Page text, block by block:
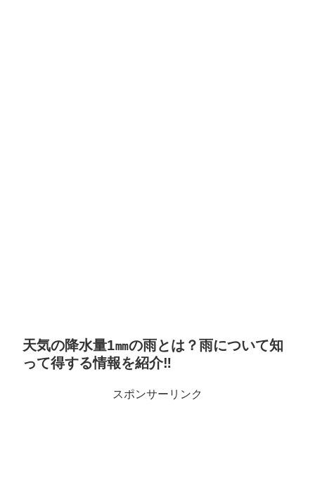
天気の降水量1㎜の雨とは？雨について知
って得する情報を紹介‼︎
スポンサーリンク